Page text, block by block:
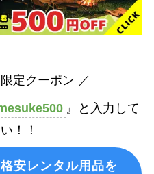
定クーポン ／
』と入力して
！！
安レンタル用品を